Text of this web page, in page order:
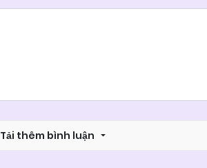
Tải thêm bình luận